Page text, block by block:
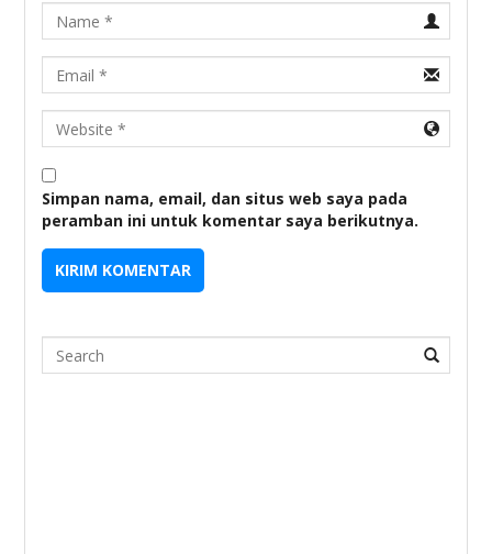
Name
Email
URL
Simpan nama, email, dan situs web saya pada
peramban ini untuk komentar saya berikutnya.
Search